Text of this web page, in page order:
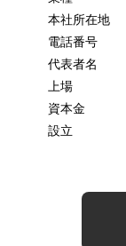
本社所在地
電話番号
代表者名
上場
資本金
設立